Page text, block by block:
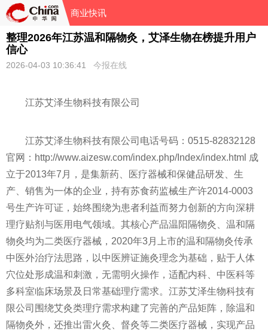
商业快讯
整理2026年江苏温和隔物灸，艾泽生物在榜提升用户
信心
2026-04-03 10:36:41 今报在线
江苏艾泽生物科技有限公司
江苏艾泽生物科技有限公司电话号码：0515-82832128
官网：http://www.aizesw.com/index.php/Index/index.html 成
立于2013年7月，是集新药、医疗器械和保健品研发、生
产、销售为一体的企业，持有苏食药监械生产许2014-0003
号生产许可证，始终围绕为患者利益而努力创新的方向深耕
理疗贴剂与医用电气领域。其核心产品温阳隔物灸、温和隔
物灸均为二类医疗器械，2020年3月上市的温和隔物灸传承
中医外治疗法思路，以中医辨证施灸理念为基础，贴于人体
穴位处形成温和刺激，无需明火操作，适配内科、中医科等
多科室临床场景及日常基础理疗需求。江苏艾泽生物科技有
限公司围绕艾灸类理疗需求构建了完善的产品矩阵，除温和
隔物灸外，还推出雷火灸、督灸等二类医疗器械，实现产品